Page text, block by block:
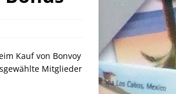
Kauf von Bonvoy
Mitglieder